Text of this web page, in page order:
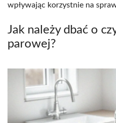
wpływając korzystnie na
Jak należy dbać o
parowej?